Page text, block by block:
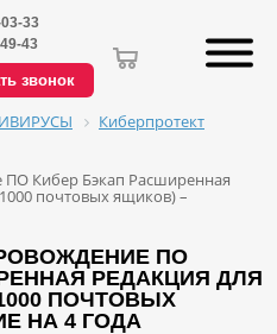
33
43
звонок
Киберпротект
ПО Кибер Бэкап Расширенная
почтовых ящиков) –
ПО
РЕДАКЦИЯ ДЛЯ
ПОЧТОВЫХ
НА 4 ГОДА